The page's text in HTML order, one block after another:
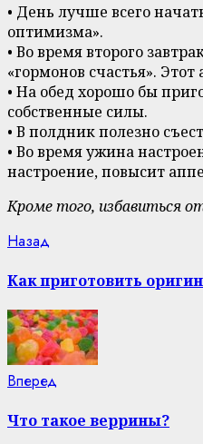
• День лучше всего
оптимизма».
• Во время второго
«гормонов счастья».
• На обед хорошо бы
собственные силы.
• В полдник полезно
• Во время ужина
настроение, повысит
Кроме того, избавиться
Continue
Reading
Назад
Как приготовить
Вперед
Что такое веррины?